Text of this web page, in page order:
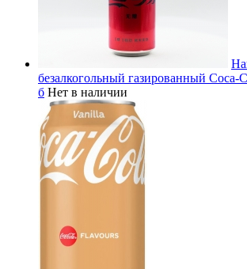
безалкогольный газированный Coca-
б Нет в наличии